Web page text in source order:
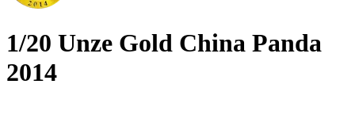
1/20 Unze Gold China Panda
2014